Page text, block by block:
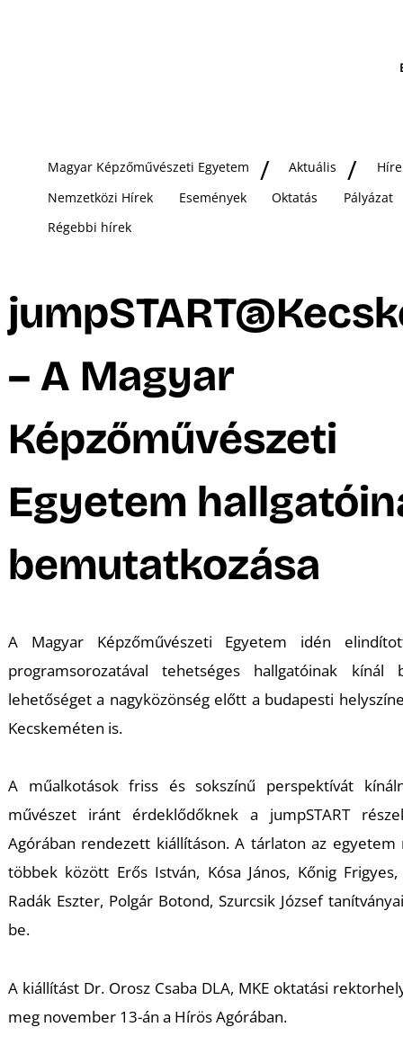
Magyar Képzőművészeti Egyetem Aktuális
Nemzetközi Hírek
Események Oktatás
Pályázat
Régebbi hírek
– A Magyar
Képzőművészeti
Egyetem
bemutatkozása
A Magyar Képzőművészeti Egyetem idén
programsorozatával tehetséges hallgatóinak kínál
lehetőséget a nagyközönség előtt a budapesti
Kecskeméten is.
A műalkotások friss és sokszínű perspektívát
művészet iránt érdeklődőknek a jumpSTART
Agórában rendezett kiállításon. A tárlaton az egyetem
többek között Erős István, Kósa János, Kőnig
Radák Eszter, Polgár Botond, Szurcsik József
be.
A kiállítást Dr. Orosz Csaba DLA, MKE oktatási
meg november 13-án a Hírös Agórában.